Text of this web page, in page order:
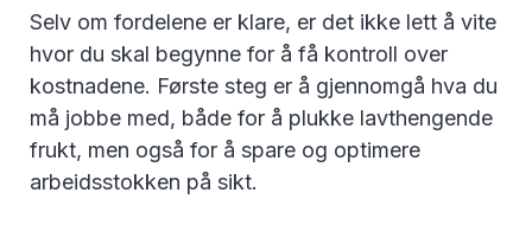
Selv om fordelene er klare, er det ikke lett å vite
hvor du skal begynne for å få kontroll over
kostnadene. Første steg er å gjennomgå hva du
må jobbe med, både for å plukke lavthengende
frukt, men også for å spare og optimere
arbeidsstokken på sikt.